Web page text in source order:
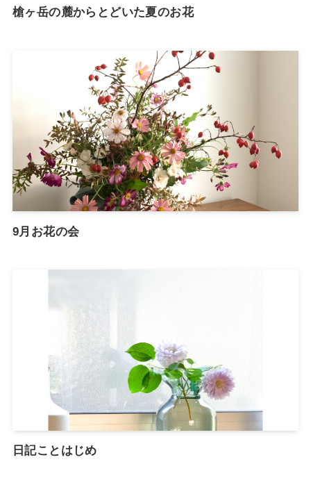
槍ヶ岳の麓からとどいた夏のお花
9月お花の会
日記ことはじめ